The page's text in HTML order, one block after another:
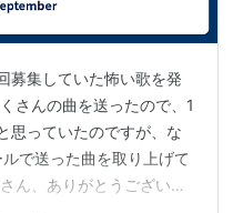
成するも「歌詞に問題
ーミュージックエンタテ
社名にエンタテインメン
しない」との言葉を残
集していた怖い歌を発
さんの曲を送ったので、1
思っていたのですが、な
で送った曲を取り上げて
ん、ありがとうございま